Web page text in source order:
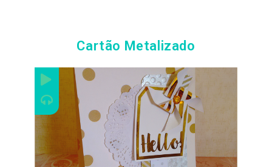
Cartão Metalizado